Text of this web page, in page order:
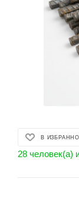
В
28 человек(а)